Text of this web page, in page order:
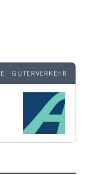
· GÜTERVERKEHR